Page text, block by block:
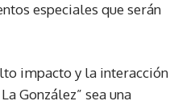
especiales que serán
impacto y la interacción
González” sea una